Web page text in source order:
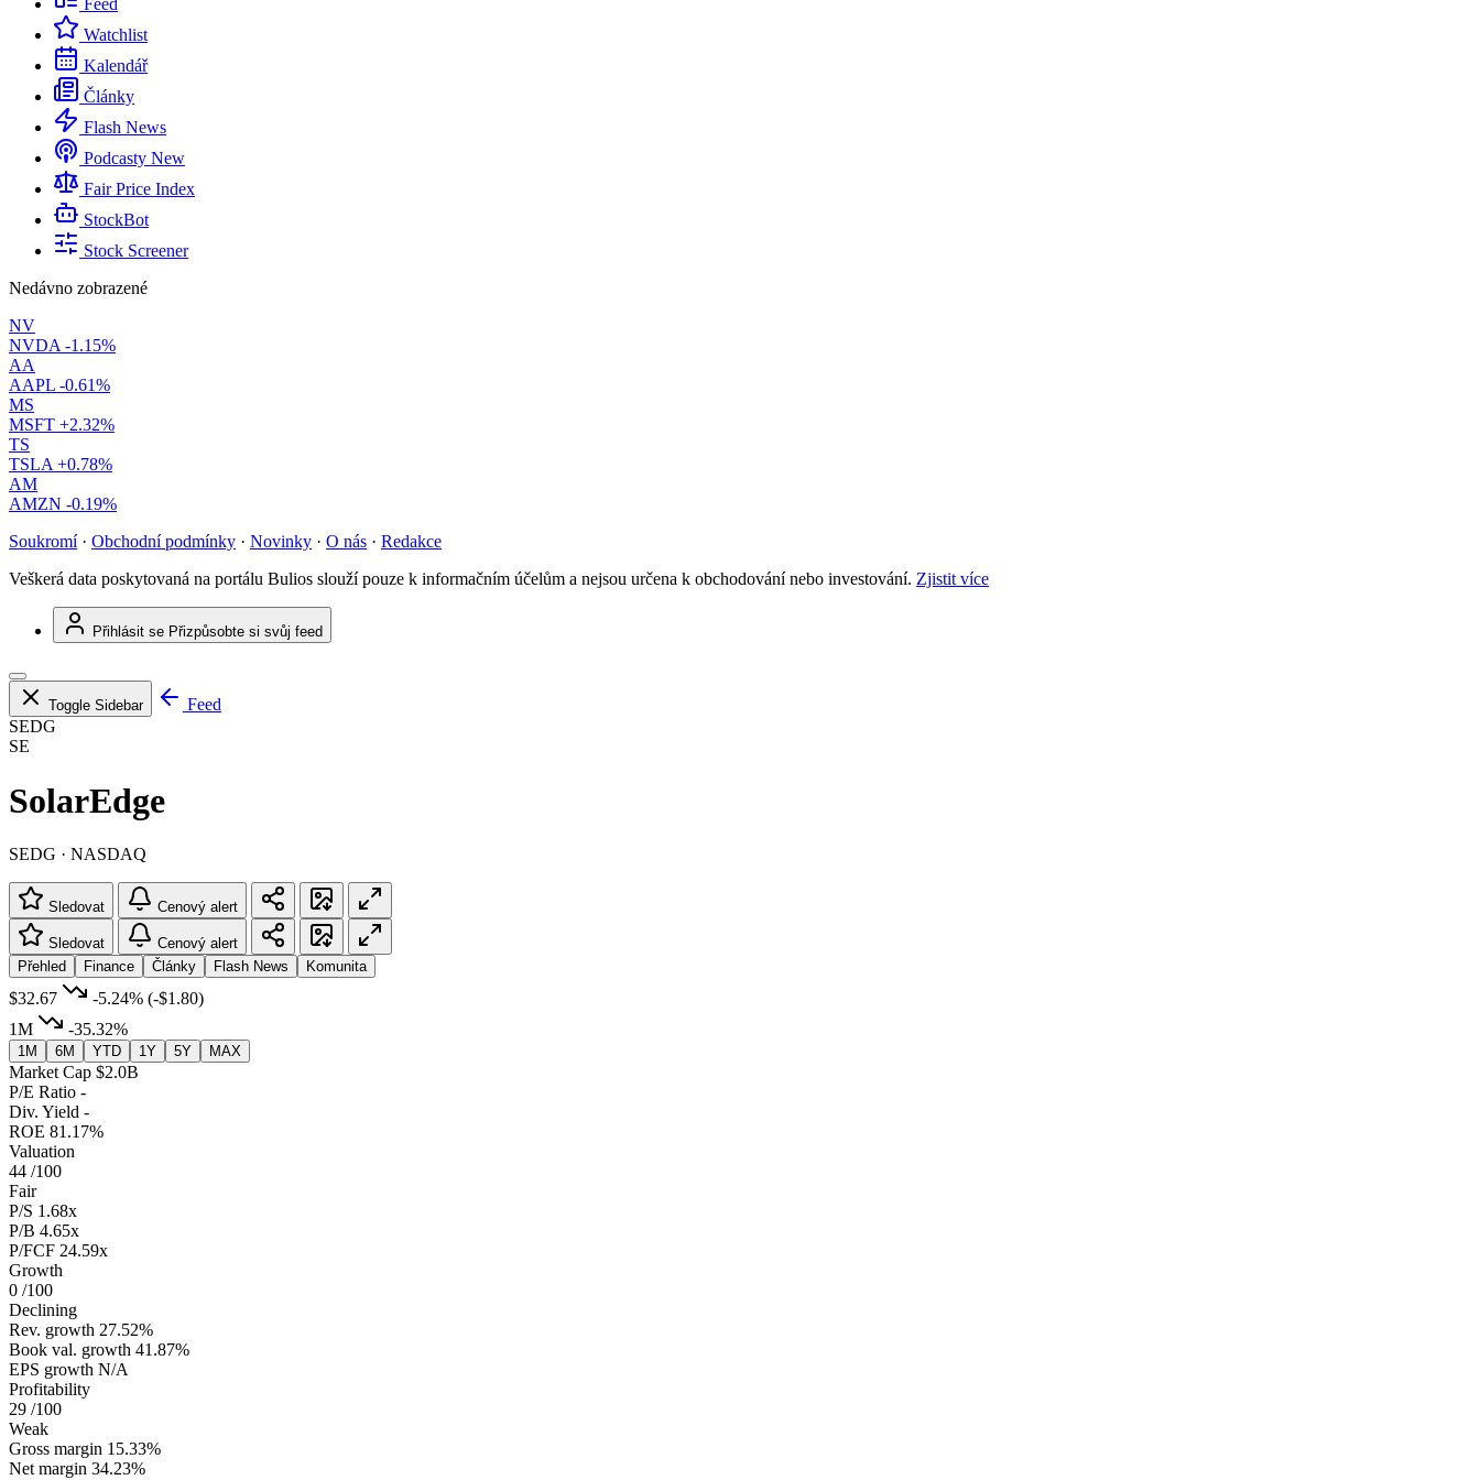
Feed
Watchlist
Kalendář
Články
Flash News
Podcasty New
Fair Price Index
StockBot
Stock Screener
Nedávno zobrazené
NV
NVDA -1.15%
AA
AAPL -0.61%
MS
MSFT +2.32%
TS
TSLA +0.78%
AM
AMZN -0.19%
Soukromí · Obchodní podmínky · Novinky · O nás · Redakce
Veškerá data poskytovaná na portálu Bulios slouží pouze k informačním účelům a nejsou určena k obchodování nebo investování. Zjistit více
Přihlásit se Přizpůsobte si svůj feed
Toggle Sidebar
Feed
SEDG
SE
SolarEdge
SEDG · NASDAQ
Sledovat Cenový alert
Sledovat
Cenový alert
Přehled
Finance Články Flash News Komunita
$32.67 -5.24% (-$1.80)
1M
-35.32%
1M 6M YTD 1Y 5Y MAX
Market Cap $2.0B
P/E Ratio -
Div. Yield -
ROE 81.17%
Valuation
44 /100
Fair
P/S 1.68x
P/B 4.65x
P/FCF 24.59x
Growth
0 /100
Declining
Rev. growth 27.52%
Book val. growth 41.87%
EPS growth N/A
Profitability
29 /100
Weak
Gross margin 15.33%
Net margin 34.23%